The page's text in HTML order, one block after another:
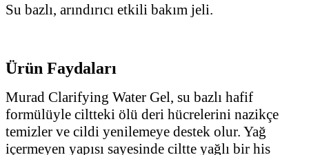
Su bazlı, arındırıcı etkili bakım jeli.
Ürün Faydaları
Murad Clarifying Water Gel, su bazlı hafif
formülüyle ciltteki ölü deri hücrelerini nazikçe
temizler ve cildi yenilemeye destek olur. Yağ
içermeyen yapısı sayesinde ciltte yağlı bir his